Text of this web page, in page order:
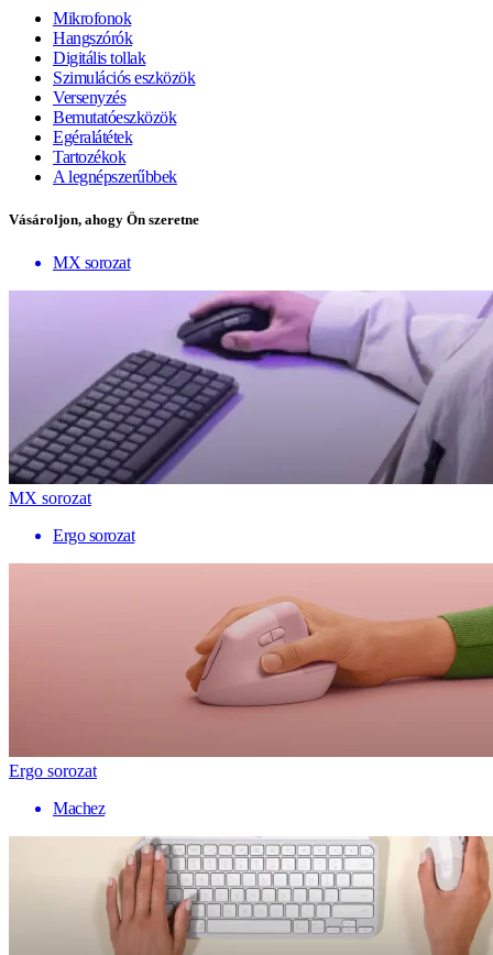
Mikrofonok
Hangszórók
Digitális tollak
Szimulációs eszközök
Versenyzés
Bemutatóeszközök
Egéralátétek
Tartozékok
A legnépszerűbbek
Vásároljon, ahogy Ön szeretne
MX sorozat
MX sorozat
Ergo sorozat
Ergo sorozat
Machez